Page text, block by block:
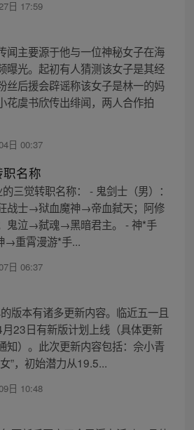
日 17:59
闻主要源于他与一位神秘女子在海
曝光。起初有人猜测该女子是其经
丝后援会辟谣称该女子是林一的妈
花虞书欣传出绯闻，两人合作拍
日 00:37
名称
三觉转职名称： - 鬼剑士（男）：
士→狱血魔神→帝血弑天；阿修
鬼泣→弑魂→黑暗君主。 - 神*手
→重霄漫游*手...
日 06:37
版本有诸多更新内容。临近五一且
23日有新版计划上线（具体更新
知）。此次更新内容包括：佘小青
”，初始潜力从19.5...
日 10:48